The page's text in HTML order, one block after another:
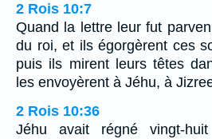
2 Rois 10:7
Quand la lettre leur fut
du roi, et ils égorgèrent ces
puis ils mirent leurs têtes
les envoyèrent à Jéhu, à
2 Rois 10:36
Jéhu avait régné vingt-